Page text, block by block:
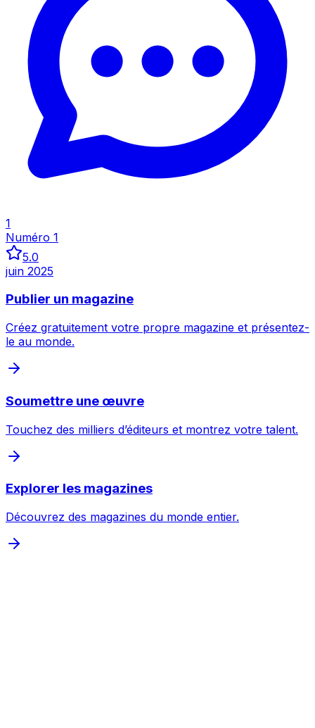
Inspecter
1
Inspecter
Numéro 1
5.0
juin 2025
Publier un magazine
Créez gratuitement votre propre magazine et présentez-
le au monde.
Soumettre une œuvre
Touchez des milliers d’éditeurs et montrez votre talent.
Explorer les magazines
Découvrez des magazines du monde entier.